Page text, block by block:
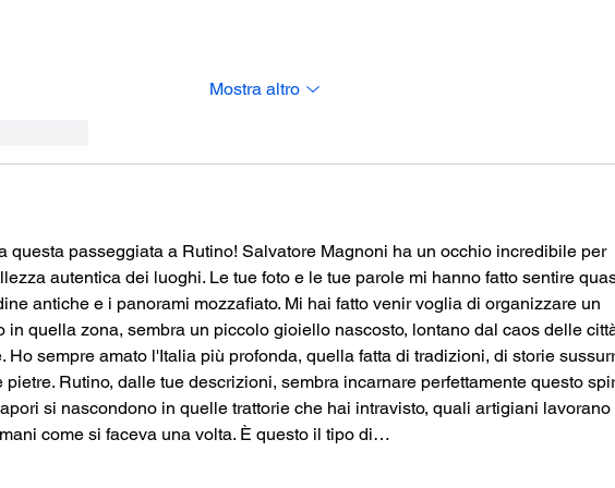
Mostra altro
questa passeggiata a Rutino! Salvatore Magnoni ha un occhio incredibile per
autentica dei luoghi. Le tue foto e le tue parole mi hanno fatto sentire
antiche e i panorami mozzafiato. Mi hai fatto venir voglia di organizzare un
in quella zona, sembra un piccolo gioiello nascosto, lontano dal caos delle
Ho sempre amato l'Italia più profonda, quella fatta di tradizioni, di storie
pietre. Rutino, dalle tue descrizioni, sembra incarnare perfettamente questo
si nascondono in quelle trattorie che hai intravisto, quali artigiani lavorano
come si faceva una volta. È questo il tipo di…